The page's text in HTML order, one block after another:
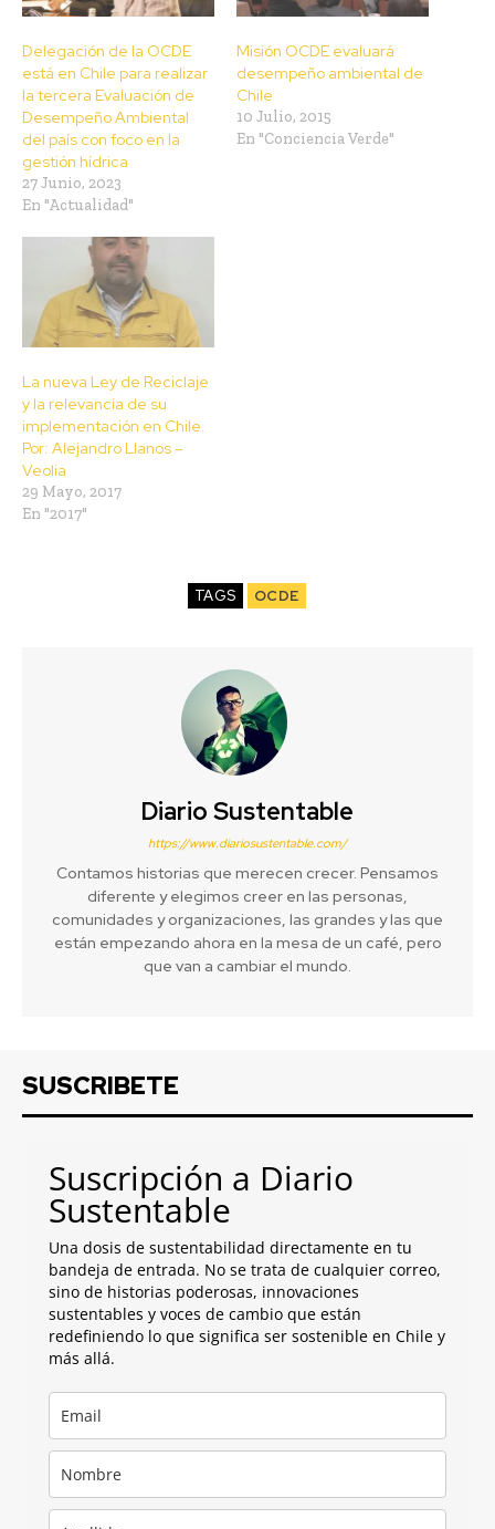
Delegación de la OCDE
está en Chile para realizar
la tercera Evaluación de
Desempeño Ambiental
del país con foco en la
gestión hídrica
27 Junio, 2023
En "Actualidad"
Misión OCDE evaluará
desempeño ambiental de
Chile
10 Julio, 2015
En "Conciencia Verde"
La nueva Ley de Reciclaje
y la relevancia de su
implementación en Chile.
Por: Alejandro Llanos –
Veolia
29 Mayo, 2017
En "2017"
TAGS OCDE
Diario Sustentable
https://www.diariosustentable.com/
Contamos historias que merecen crecer. Pensamos
diferente y elegimos creer en las personas,
comunidades y organizaciones, las grandes y las que
están empezando ahora en la mesa de un café, pero
que van a cambiar el mundo.
SUSCRIBETE
Suscripción a Diario
Sustentable
Una dosis de sustentabilidad directamente en tu
bandeja de entrada. No se trata de cualquier correo,
sino de historias poderosas, innovaciones
sustentables y voces de cambio que están
redefiniendo lo que significa ser sostenible en Chile y
más allá.